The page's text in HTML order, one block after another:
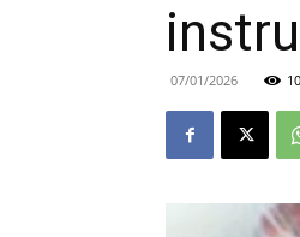
07/01/2026